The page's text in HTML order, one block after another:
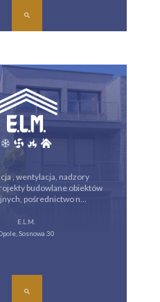
, wentylacja, nadzory
budowlane obiektów
pośrednictwo n...
E.L.M.
Sosnowa 30